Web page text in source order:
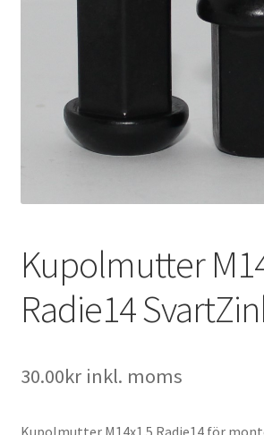
Kontakt / Info
Hjälp/FAQ
Kupolmutter
Radie14
30.00krinkl. moms
Kupolmutter M14x1.5 Radie14 för